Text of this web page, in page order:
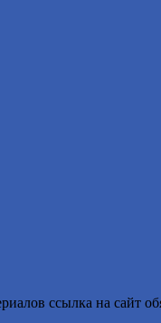
ссылка на сайт